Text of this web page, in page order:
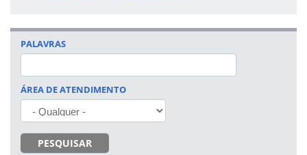
PALAVRAS
ÁREA DE ATENDIMENTO
PESQUISAR